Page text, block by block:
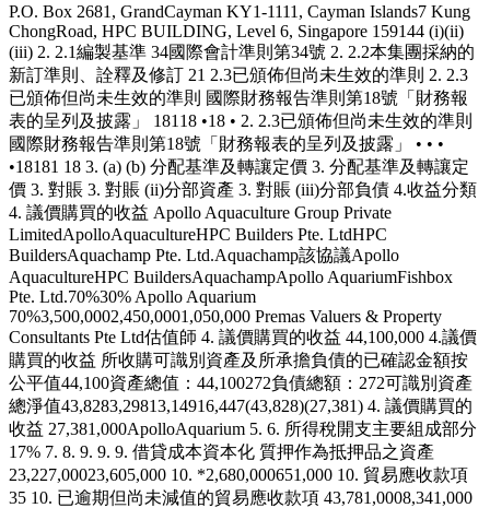
P.O. Box 2681, GrandCayman KY1-1111, Cayman Islands7 Kung
ChongRoad, HPC BUILDING, Level 6, Singapore 159144 (i)(ii)
(iii) 2. 2.1編製基準 34國際會計準則第34號 2. 2.2本集團採納的
新訂準則、詮釋及修訂 21 2.3已頒佈但尚未生效的準則 2. 2.3
已頒佈但尚未生效的準則 國際財務報告準則第18號「財務報
表的呈列及披露」 18118 •18 • 2. 2.3已頒佈但尚未生效的準則
國際財務報告準則第18號「財務報表的呈列及披露」 • • •
•18181 18 3. (a) (b) 分配基準及轉讓定價 3. 分配基準及轉讓定
價 3. 對賬 3. 對賬 (ii)分部資產 3. 對賬 (iii)分部負債 4.收益分類
4. 議價購買的收益 Apollo Aquaculture Group Private
LimitedApolloAquacultureHPC Builders Pte. LtdHPC
BuildersAquachamp Pte. Ltd.Aquachamp該協議Apollo
AquacultureHPC BuildersAquachampApollo AquariumFishbox
Pte. Ltd.70%30% Apollo Aquarium
70%3,500,0002,450,0001,050,000 Premas Valuers & Property
Consultants Pte Ltd估值師 4. 議價購買的收益 44,100,000 4.議價
購買的收益 所收購可識別資產及所承擔負債的已確認金額按
公平值44,100資產總值：44,100272負債總額：272可識別資產
總淨值43,8283,29813,14916,447(43,828)(27,381) 4. 議價購買的
收益 27,381,000ApolloAquarium 5. 6. 所得稅開支主要組成部分
17% 7. 8. 9. 9. 9. 借貸成本資本化 質押作為抵押品之資產
23,227,00023,605,000 10. *2,680,000651,000 10. 貿易應收款項
35 10. 已逾期但尚未減值的貿易應收款項 43,781,0008,341,000